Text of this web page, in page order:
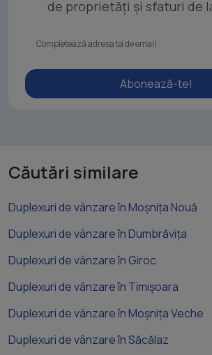
de proprietăți și sfaturi de
Abonează-te!
Căutări similare
Duplexuri de vânzare în Moșnița Nouă
Duplexuri de vânzare în Dumbrăvița
Duplexuri de vânzare în Giroc
Duplexuri de vânzare în Timișoara
Duplexuri de vânzare în Moșnița Veche
Duplexuri de vânzare în Săcălaz